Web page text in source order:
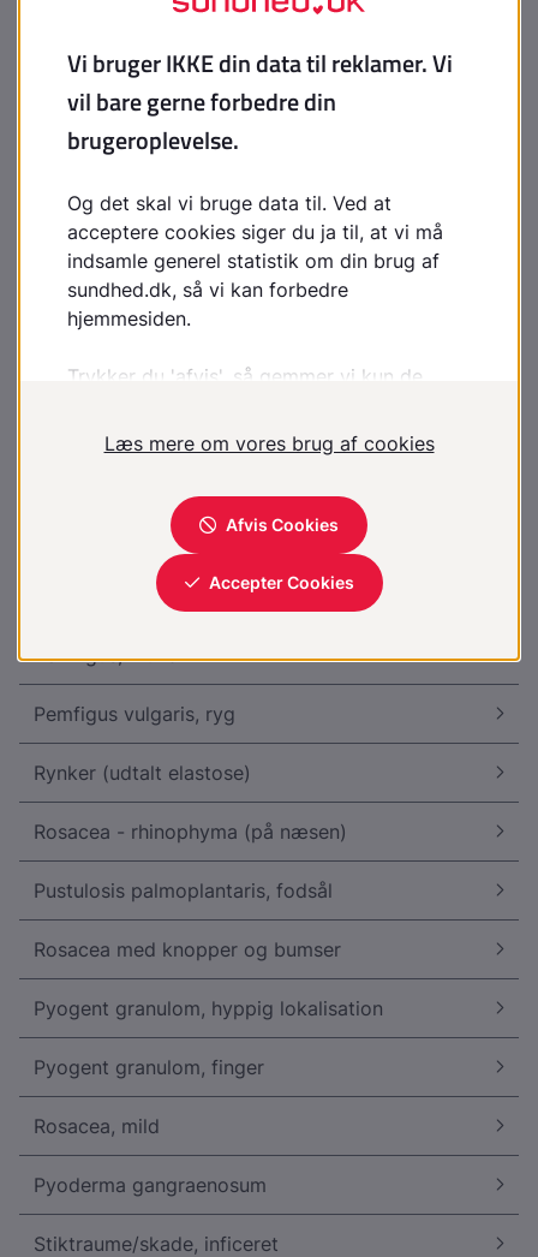
Pemfigoid, nærbillede af blære
Pemfigoid
Pityriasis rosea, primær medallion
Pemfigoid, bulløs
Porfyria cutanea tarda, hænder
Pemfigus vulgaris, hårbund
Pemfigus, mund
Pemfigus vulgaris, ryg
Rynker (udtalt elastose)
Rosacea - rhinophyma (på næsen)
Pustulosis palmoplantaris, fodsål
Rosacea med knopper og bumser
Pyogent granulom, hyppig lokalisation
Pyogent granulom, finger
Rosacea, mild
Pyoderma gangraenosum
Stiktraume/skade, inficeret